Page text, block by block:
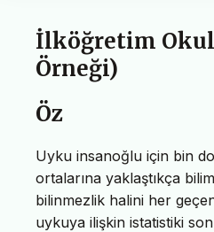
İlköğretim
Örneği)
Öz
Uyku insanoğlu için bin
ortalarına yaklaştıkça
bilinmezlik halini her
uykuya ilişkin istatistiki